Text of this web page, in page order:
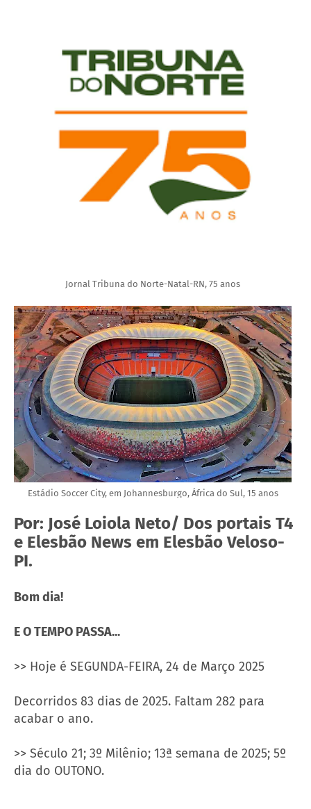
Jornal Tribuna do Norte-Natal-RN, 75 anos
Estádio Soccer City, em Johannesburgo, África do Sul, 15 anos
Por: José Loiola Neto/ Dos portais T4
e Elesbão News em Elesbão Veloso-
PI.
Bom dia!
E O TEMPO PASSA...
>> Hoje é SEGUNDA-FEIRA, 24 de Março 2025
Decorridos 83 dias de 2025. Faltam 282 para
acabar o ano.
>> Século 21; 3º Milênio; 13ª semana de 2025; 5º
dia do OUTONO.